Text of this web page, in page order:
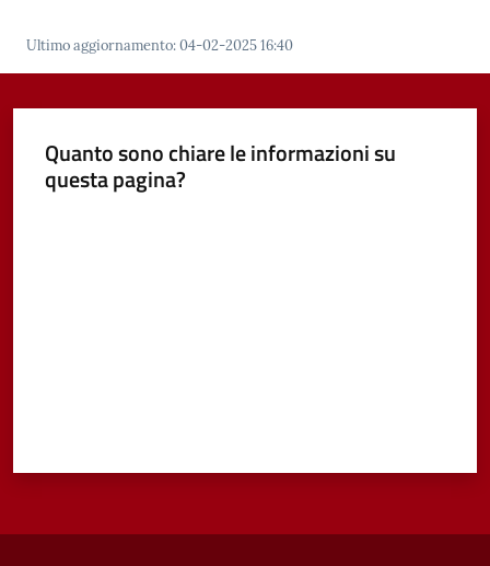
Menu selezionato
Servizi
Vivere
Castel
gli
Ultimo aggiornamento:04-02-2025 16:40
Quanto sono chiare le informazioni su
questa pagina?